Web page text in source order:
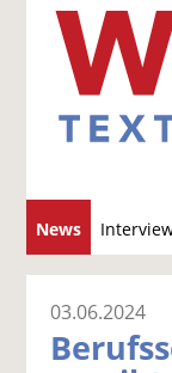
News
03.06.2024